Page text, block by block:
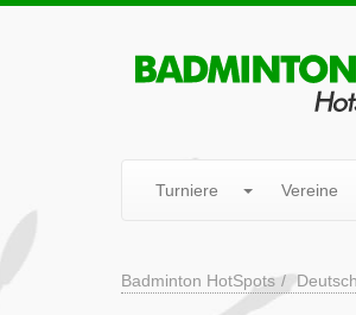
Turniere Vereine
Badminton HotSpots